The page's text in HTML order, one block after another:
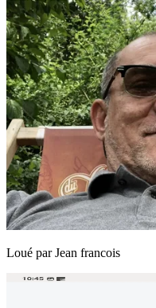
Loué parJean francois